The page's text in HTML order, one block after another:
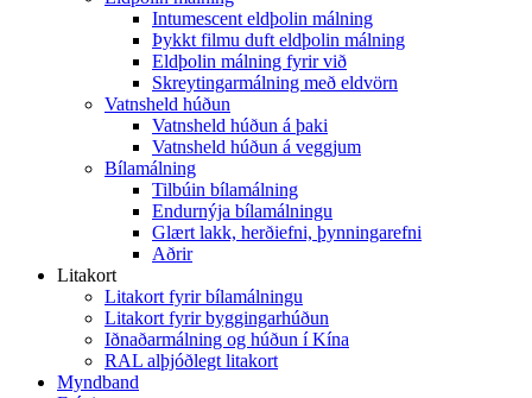
Intumescent eldþolin málning
Þykkt filmu duft eldþolin málning
Eldþolin málning fyrir við
Skreytingarmálning með eldvörn
Vatnsheld húðun
Vatnsheld húðun á þaki
Vatnsheld húðun á veggjum
Bílamálning
Tilbúin bílamálning
Endurnýja bílamálningu
Glært lakk, herðiefni, þynningarefni
Aðrir
Litakort
Litakort fyrir bílamálningu
Litakort fyrir byggingarhúðun
Iðnaðarmálning og húðun í Kína
RAL alþjóðlegt litakort
Myndband